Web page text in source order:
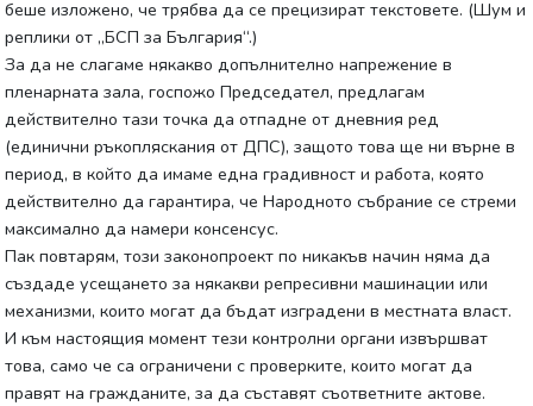
беше изложено, че трябва да се прецизират текстовете. (Шум и
реплики от „БСП за България“.)
За да не слагаме някакво допълнително напрежение в
пленарната зала, госпожо Председател, предлагам
действително тази точка да отпадне от дневния ред
(единични ръкопляскания от ДПС), защото това ще ни върне в
период, в който да имаме една градивност и работа, която
действително да гарантира, че Народното събрание се стреми
максимално да намери консенсус.
Пак повтарям, този законопроект по никакъв начин няма да
създаде усещането за някакви репресивни машинации или
механизми, които могат да бъдат изградени в местната власт.
И към настоящия момент тези контролни органи извършват
това, само че са ограничени с проверките, които могат да
правят на гражданите, за да съставят съответните актове.